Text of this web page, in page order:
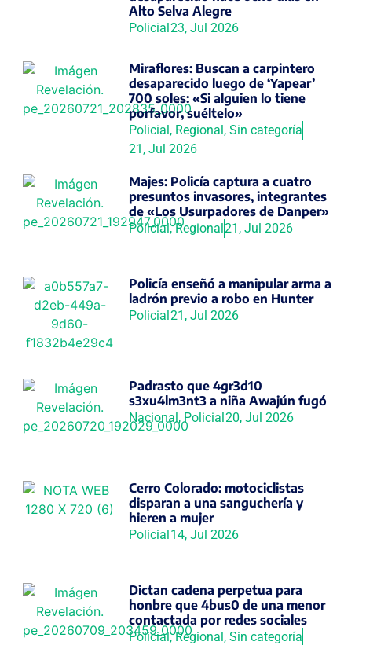
Alto Selva Alegre
Policial23, Jul 2026
Miraflores: Buscan a carpintero
desaparecido luego de ‘Yapear’
700 soles: «Si alguien lo tiene
porfavor, suéltelo»
Policial, Regional, Sin categoría
21, Jul 2026
Majes: Policía captura a cuatro
presuntos invasores, integrantes
de «Los Usurpadores de Danper»
Policial,Regional21, Jul 2026
Policía enseñó a manipular arma a
ladrón previo a robo en Hunter
Policial21, Jul 2026
Padrasto que 4gr3d10
s3xu4lm3nt3 a niña Awajún fugó
Nacional,Policial20, Jul 2026
Cerro Colorado: motociclistas
disparan a una sanguchería y
hieren a mujer
Policial14, Jul 2026
Dictan cadena perpetua para
honbre que 4bus0 de una menor
contactada por redes sociales
Policial,Regional, Sin categoría